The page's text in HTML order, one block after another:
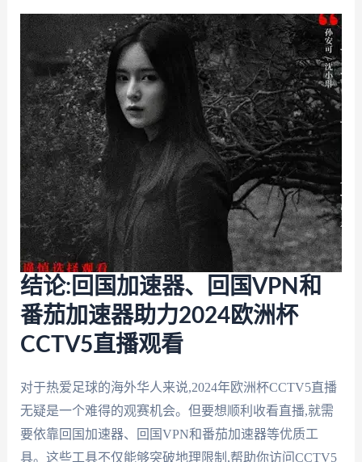
结论:回国加速器、回国VPN和
番茄加速器助力2024欧洲杯
CCTV5直播观看
对于热爱足球的海外华人来说,2024年欧洲杯CCTV5直播
无疑是一个难得的观赛机会。但要想顺利收看直播,就需
要依靠回国加速器、回国VPN和番茄加速器等优质工
具。这些工具不仅能够突破地理限制,帮助你访问CCTV5